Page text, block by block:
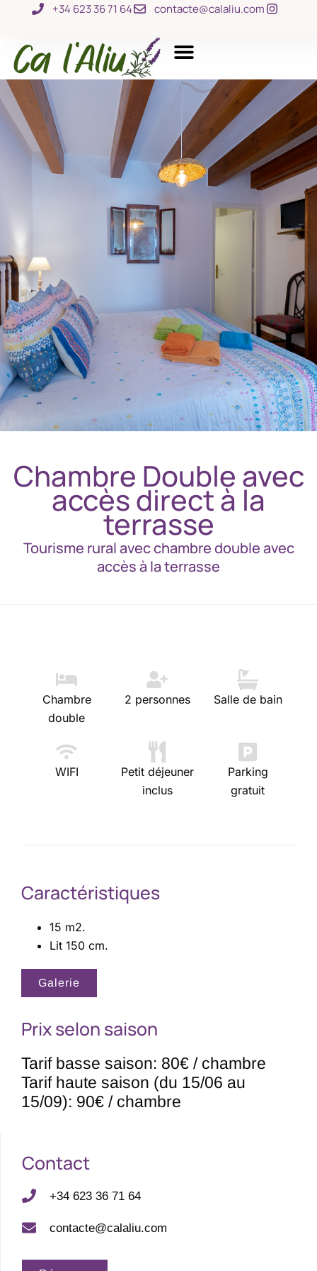
+34 623 36 71 64 contacte@calaliu.com
Chambre Double avec
accès direct à la
terrasse
Tourisme rural avec chambre double avec
accès à la terrasse
Chambre
double
2 personnes Salle de bain
WIFI
Petit déjeuner
inclus
Parking
gratuit
Caractéristiques
15 m2.
Lit 150 cm.
Galerie
Prix ​​selon saison
Tarif basse saison: 80€ / chambre
Tarif haute saison (du 15/06 au
15/09): 90€ / chambre
Contact
+34 623 36 71 64
contacte@calaliu.com